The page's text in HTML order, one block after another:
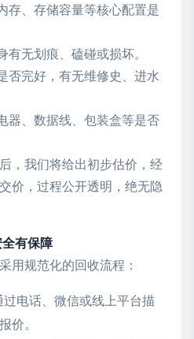
存、存储容量等核心配置是
有无划痕、磕碰或损坏。
否完好，有无维修史、进水
器、数据线、包装盒等是否
，我们将给出初步估价，经
价，过程公开透明，绝无隐
有保障
用规范化的回收流程：
过电话、微信或线上平台描
价。